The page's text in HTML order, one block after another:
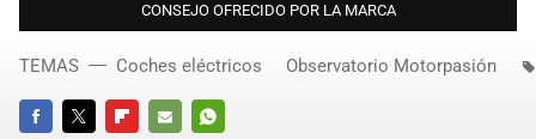
CONSEJO OFRECIDO POR LA MARCA
TEMAS Coches eléctricos Observatorio Motorpasión